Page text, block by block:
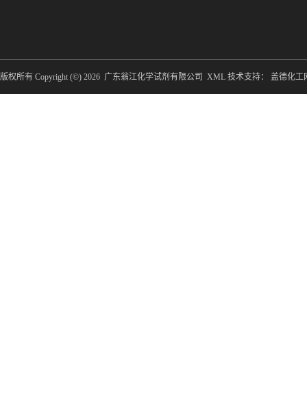
版权所有 Copyright (©) 2026 广东翁江化学试剂有限公司 XML 技术支持： 盖德化工